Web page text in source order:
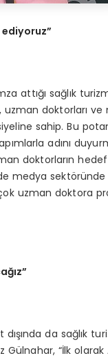
attığı sağlık
doktorları ve
sahip. Bu
adını
doktorların
medya
uzman doktora
da sağlık
Gülnahar, “İlk